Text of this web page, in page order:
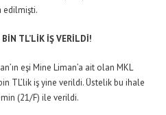
edilmişti.
TL’LİK İŞ VERİLDİ!
eşi Mine Liman’a ait olan MKL
TL’lik iş yine verildi. Üstelik bu ihale
(21/F) ile verildi.